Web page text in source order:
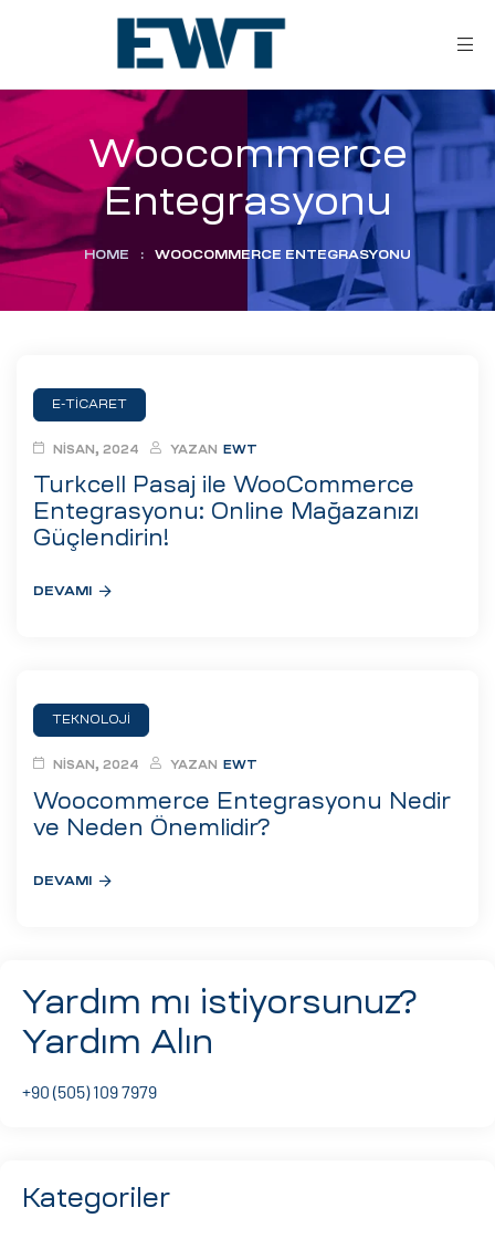
Aday
Woocommerce
Entegrasyonu
HOME : WOOCOMMERCE ENTEGRASYONU
E-TICARET
Turkcell Pasaj ile WooCommerce
Entegrasyonu: Online Mağazanızı
Güçlendirin!
NISAN, 2024 YAZAN EWT
DEVAMI
TEKNOLOJI
Woocommerce Entegrasyonu Nedir
ve Neden Önemlidir?
NISAN, 2024 YAZAN EWT
DEVAMI
Yardım mı istiyorsunuz?
Yardım Alın
+90 (505) 109 7979
Kategoriler